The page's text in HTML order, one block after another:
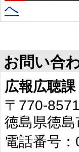
へ
お問い合
広報広聴課
〒770-
徳島県徳
電話番号